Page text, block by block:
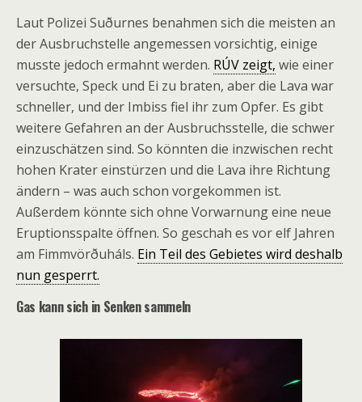
Laut Polizei Suðurnes benahmen sich die meisten an
der Ausbruchstelle angemessen vorsichtig, einige
musste jedoch ermahnt werden. RÚV zeigt, wie einer
versuchte, Speck und Ei zu braten, aber die Lava war
schneller, und der Imbiss fiel ihr zum Opfer. Es gibt
weitere Gefahren an der Ausbruchsstelle, die schwer
einzuschätzen sind. So könnten die inzwischen recht
hohen Krater einstürzen und die Lava ihre Richtung
ändern – was auch schon vorgekommen ist.
Außerdem könnte sich ohne Vorwarnung eine neue
Eruptionsspalte öffnen. So geschah es vor elf Jahren
am Fimmvörðuháls. Ein Teil des Gebietes wird deshalb
nun gesperrt.
Gas kann sich in Senken sammeln